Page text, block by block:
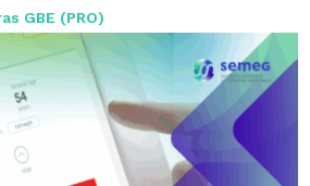
GBE (PRO)